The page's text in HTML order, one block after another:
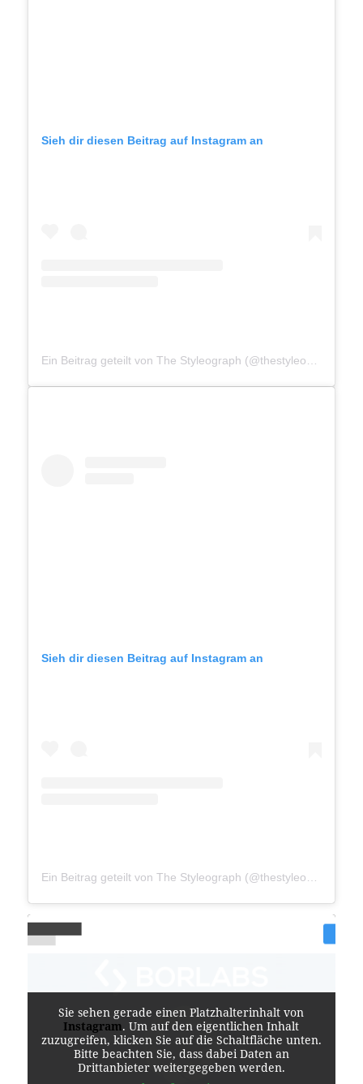
Sieh dir diesen Beitrag auf Instagram an
Sieh dir diesen Beitrag auf Instagram an
Sie sehen gerade einen Platzhalterinhalt von
Instagram. Um auf den eigentlichen Inhalt
zuzugreifen, klicken Sie auf die Schaltfläche unten.
Bitte beachten Sie, dass dabei Daten an
Drittanbieter weitergegeben werden.